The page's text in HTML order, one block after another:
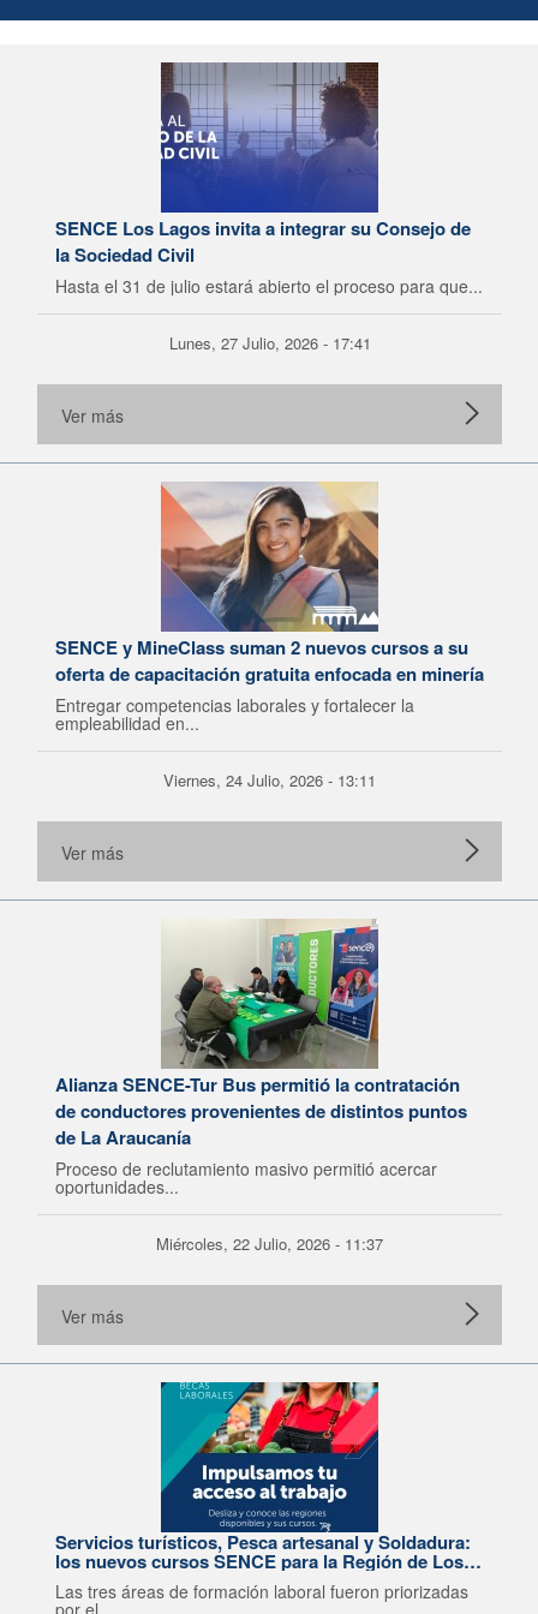
SENCE Los Lagos invita a integrar su Consejo de
la Sociedad Civil
Hasta el 31 de julio estará abierto el proceso para que...
Lunes, 27 Julio, 2026 - 17:41
Ver más
SENCE y MineClass suman 2 nuevos cursos a su
oferta de capacitación gratuita enfocada en minería
Entregar competencias laborales y fortalecer la
empleabilidad en...
Viernes, 24 Julio, 2026 - 13:11
Ver más
Alianza SENCE-Tur Bus permitió la contratación
de conductores provenientes de distintos puntos
de La Araucanía
Proceso de reclutamiento masivo permitió acercar
oportunidades...
Miércoles, 22 Julio, 2026 - 11:37
Ver más
Servicios turísticos, Pesca artesanal y Soldadura:
los nuevos cursos SENCE para la Región de Los
Lagos
Las tres áreas de formación laboral fueron priorizadas
por el...